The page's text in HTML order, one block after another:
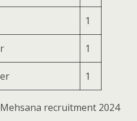
1
1
1
recruitment 2024